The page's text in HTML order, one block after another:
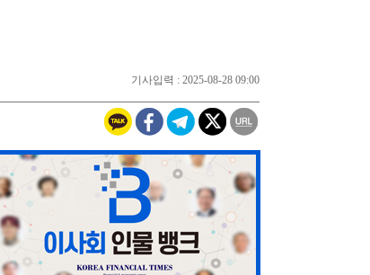
기사입력 : 2025-08-28 09:00